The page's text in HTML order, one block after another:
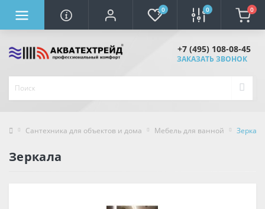
0 0 0
+7 (495) 108-08-45
ЗАКАЗАТЬ ЗВОНОК
Сантехника для объектов и дома Мебель для ванной Зеркала
Зеркала